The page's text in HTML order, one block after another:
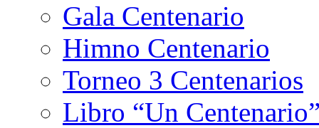
Gala Centenario
Himno Centenario
Torneo 3 Centenarios
Libro “Un